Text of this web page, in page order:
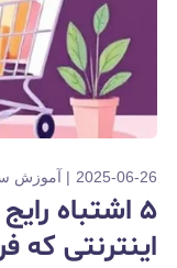
2025-06-26 آموزش
۵ اشتباه
اینترنتی که